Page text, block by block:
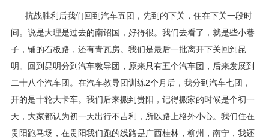
抗战胜利后我们回到汽车五团，先到的下关，住在下关一段时
间。说是大理是过去的南诏国，好得很。我们去看了，就是些小巷
子，铺的石板路，还有青瓦房。我们是最后一批离开下关回到昆
明。回到昆明分到汽车教导团，原来只有五个汽车团，后来发展到
二十八个汽车团。在汽车教导团训练2个月后，我分到汽车七团，
开的是十轮大卡车。我们后来搬到贵阳，记得搬家的时候是个初一
天，大家都认为初一天出行不吉利，所以路上格外小心。我们住在
贵阳跑马场，在贵阳我们跑的线路是广西桂林，柳州，南宁，我还